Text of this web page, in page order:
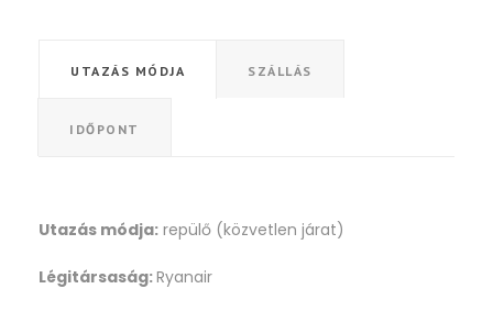
UTAZÁS MÓDJA SZÁLLÁS
IDŐPONT
Utazás módja: repülő (közvetlen járat)
Légitársaság:Ryanair